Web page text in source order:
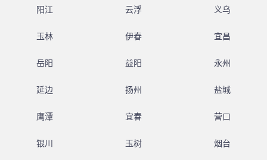
阳江 云浮 义乌
玉林 伊春 宜昌
岳阳 益阳 永州
延边 扬州 盐城
鹰潭 宜春 营口
银川 玉树 烟台